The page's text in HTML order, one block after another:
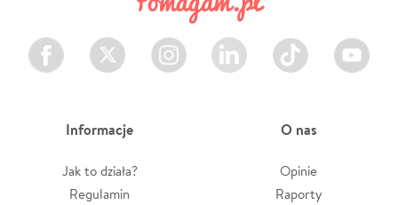
Facebook Twitter Instagram LinkedIn TikTok Youtube
Informacje
Jak to działa?
Regulamin
O nas
Opinie
Raporty